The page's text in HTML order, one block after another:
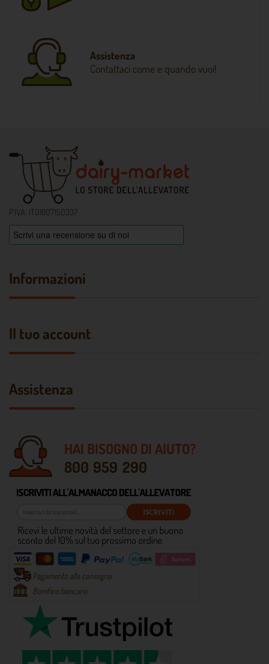
Assistenza
Contattaci come e quando vuoi!
P.IVA: IT01807150337
Informazioni
Il tuo account
Assistenza
HAI BISOGNO DI AIUTO?
800 959 290